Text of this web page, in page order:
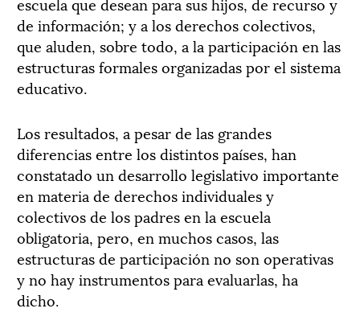
de información; y a los derechos colectivos,
que aluden, sobre todo, a la participación en las
estructuras formales organizadas por el sistema
educativo.
Los resultados, a pesar de las grandes
diferencias entre los distintos países, han
constatado un desarrollo legislativo importante
en materia de derechos individuales y
colectivos de los padres en la escuela
obligatoria, pero, en muchos casos, las
estructuras de participación no son operativas
y no hay instrumentos para evaluarlas, ha
dicho.